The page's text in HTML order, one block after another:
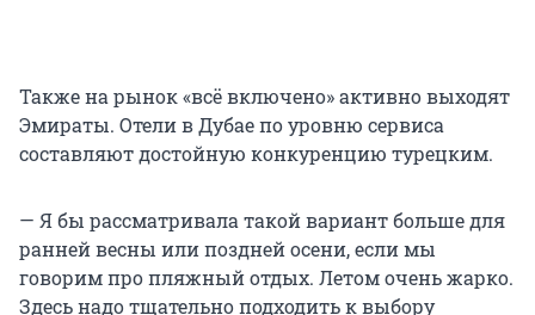
Также на рынок «всё включено» активно выходят
Эмираты. Отели в Дубае по уровню сервиса
составляют достойную конкуренцию турецким.
— Я бы рассматривала такой вариант больше для
ранней весны или поздней осени, если мы
говорим про пляжный отдых. Летом очень жарко.
Здесь надо тщательно подходить к выбору